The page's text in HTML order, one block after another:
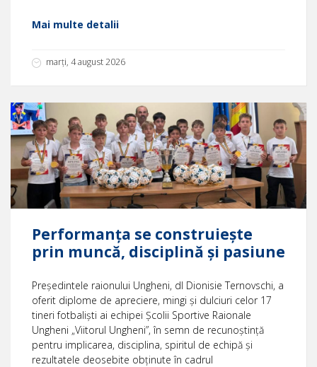
Mai multe detalii
marți, 4 august 2026
Performanța se construiește
prin muncă, disciplină și pasiune
Președintele raionului Ungheni, dl Dionisie Ternovschi, a
oferit diplome de apreciere, mingi și dulciuri celor 17
tineri fotbaliști ai echipei Școlii Sportive Raionale
Ungheni „Viitorul Ungheni”, în semn de recunoștință
pentru implicarea, disciplina, spiritul de echipă și
rezultatele deosebite obținute în cadrul